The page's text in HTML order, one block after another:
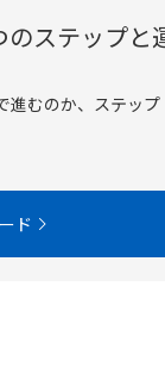
ステップと
進むのか、ステッ
ド